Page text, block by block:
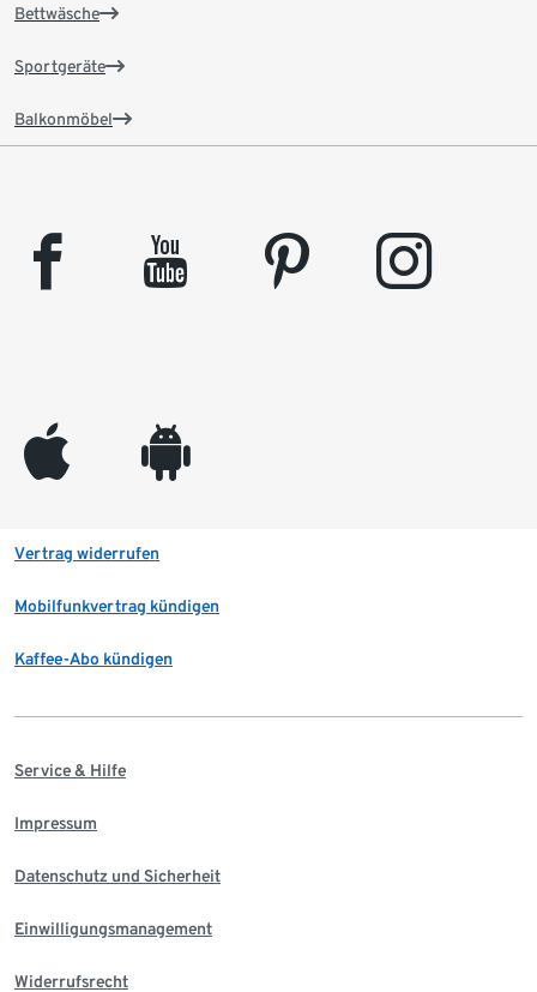
Bettwäsche
Sportgeräte
Balkonmöbel
facebook youtube pinterest instagram
appleinc android
Vertrag widerrufen
Mobilfunkvertrag kündigen
Kaffee-Abo kündigen
Service & Hilfe
Impressum
Datenschutz und Sicherheit
Einwilligungsmanagement
Widerrufsrecht